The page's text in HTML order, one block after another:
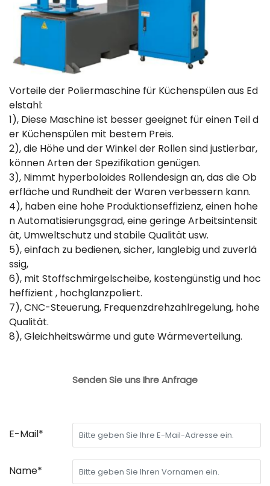
Vorteile der Poliermaschine für Küchenspülen aus Ed
elstahl:
1), Diese Maschine ist besser geeignet für einen Teil d
er Küchenspülen mit bestem Preis.
2), die Höhe und der Winkel der Rollen sind justierbar,
können Arten der Spezifikation genügen.
3), Nimmt hyperboloides Rollendesign an, das die Ob
erfläche und Rundheit der Waren verbessern kann.
4), haben eine hohe Produktionseffizienz, einen hohe
n Automatisierungsgrad, eine geringe Arbeitsintensit
ät, Umweltschutz und stabile Qualität usw.
5), einfach zu bedienen, sicher, langlebig und zuverlä
ssig,
6), mit Stoffschmirgelscheibe, kostengünstig und hoc
heffizient , hochglanzpoliert.
7), CNC-Steuerung, Frequenzdrehzahlregelung, hohe
Qualität.
8), Gleichheitswärme und gute Wärmeverteilung.
Senden Sie uns Ihre Anfrage
E-Mail*
Name*